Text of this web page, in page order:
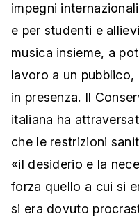
impegni
e per studenti e
musica insieme, a
lavoro a un
in presenza. Il
italiana ha
che le restrizioni
«il desiderio e la
forza quello a cui si
si era dovuto